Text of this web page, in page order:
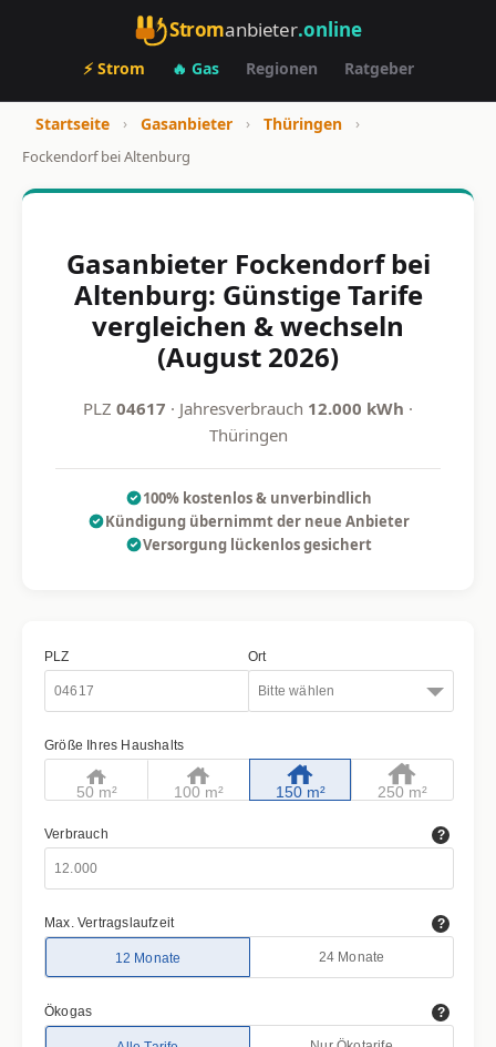
Stromanbieter.online
⚡ Strom 🔥 Gas Regionen Ratgeber
Startseite › Gasanbieter › Thüringen
›
Fockendorf bei Altenburg
Gasanbieter Fockendorf bei
Altenburg: Günstige Tarife
vergleichen & wechseln
(August 2026)
PLZ 04617 · Jahresverbrauch 12.000 kWh ·
Thüringen
100% kostenlos & unverbindlich
Kündigung übernimmt der neue Anbieter
Versorgung lückenlos gesichert